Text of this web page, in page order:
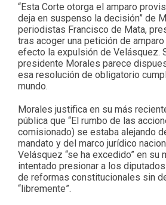
“Esta Corte otorga el amparo
deja en suspenso la decisión” de
periodistas Francisco de Mata,
tras acoger una petición de
efecto la expulsión de Velásquez.
presidente Morales parece
esa resolución de obligatorio
mundo.
Morales justifica en su más
pública que “El rumbo de las
comisionado) se estaba alejando
mandato y del marco jurídico
Velásquez “se ha excedido” en su
intentado presionar a los
de reformas constitucionales sin
“libremente”.